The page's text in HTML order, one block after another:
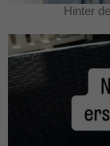
Hinter